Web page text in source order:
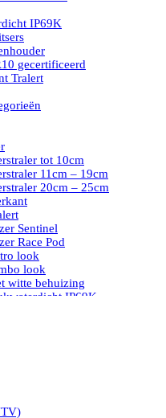
IP69K
gecertificeerd
Tralert
tot 10cm
11cm – 19cm
20cm – 25cm
Sentinel
Race Pod
look
look
witte behuizing
IP69K
vierkant
ovaal